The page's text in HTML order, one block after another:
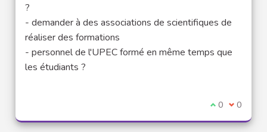
?
- demander à des associations de scientifiques de
réaliser des formations
- personnel de l'UPEC formé en même temps que
les étudiants ?
I agree with
0 I 0